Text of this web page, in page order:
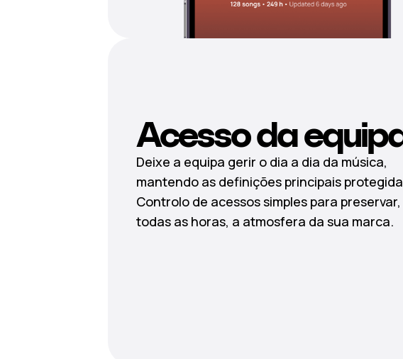
Acesso da
Deixe a equipa gerir o dia a dia da música,
mantendo as definições principais
Controlo de acessos simples para preservar,
todas as horas, a atmosfera da sua marca.